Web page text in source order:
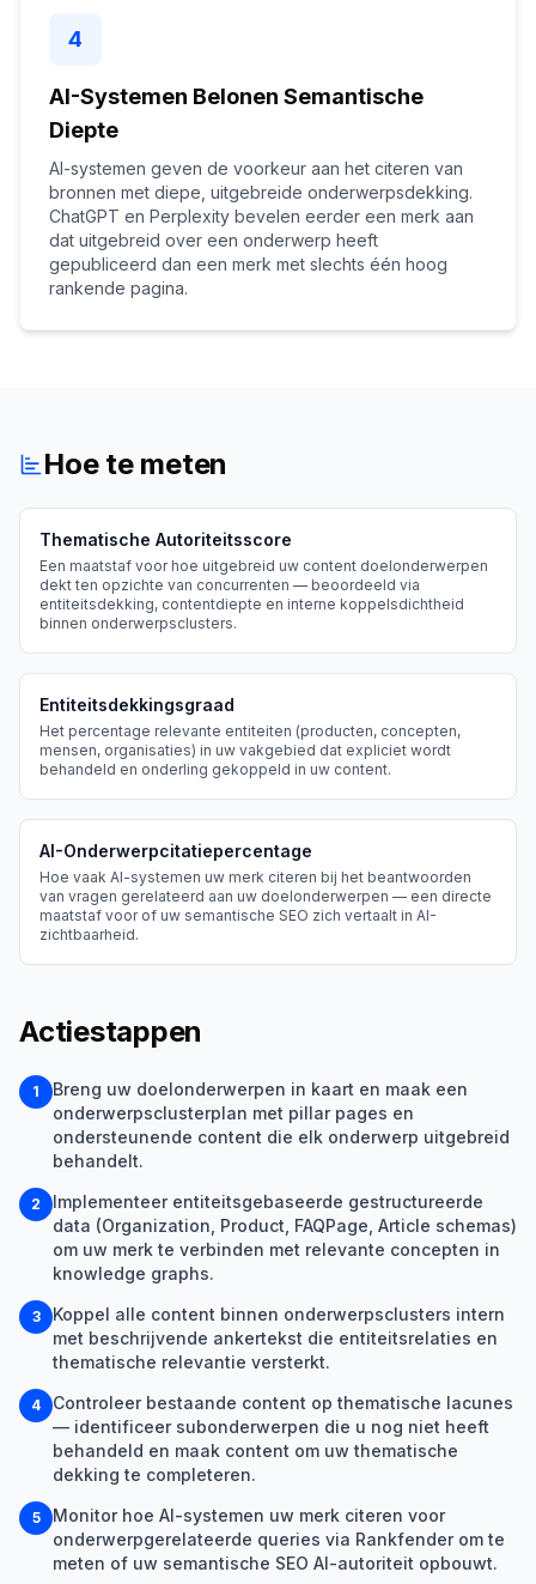
4
AI-Systemen Belonen Semantische
Diepte
AI-systemen geven de voorkeur aan het citeren van
bronnen met diepe, uitgebreide onderwerpsdekking.
ChatGPT en Perplexity bevelen eerder een merk aan
dat uitgebreid over een onderwerp heeft
gepubliceerd dan een merk met slechts één hoog
rankende pagina.
Hoe te meten
Thematische Autoriteitsscore
Een maatstaf voor hoe uitgebreid uw content doelonderwerpen
dekt ten opzichte van concurrenten — beoordeeld via
entiteitsdekking, contentdiepte en interne koppelsdichtheid
binnen onderwerpsclusters.
Entiteitsdekkingsgraad
Het percentage relevante entiteiten (producten, concepten,
mensen, organisaties) in uw vakgebied dat expliciet wordt
behandeld en onderling gekoppeld in uw content.
AI-Onderwerpcitatiepercentage
Hoe vaak AI-systemen uw merk citeren bij het beantwoorden
van vragen gerelateerd aan uw doelonderwerpen — een directe
maatstaf voor of uw semantische SEO zich vertaalt in AI-
zichtbaarheid.
Actiestappen
1
Breng uw doelonderwerpen in kaart en maak een
onderwerpsclusterplan met pillar pages en
ondersteunende content die elk onderwerp uitgebreid
behandelt.
2
Implementeer entiteitsgebaseerde gestructureerde
data (Organization, Product, FAQPage, Article schemas)
om uw merk te verbinden met relevante concepten in
knowledge graphs.
3
Koppel alle content binnen onderwerpsclusters intern
met beschrijvende ankertekst die entiteitsrelaties en
thematische relevantie versterkt.
4
Controleer bestaande content op thematische lacunes
— identificeer subonderwerpen die u nog niet heeft
behandeld en maak content om uw thematische
dekking te completeren.
5
Monitor hoe AI-systemen uw merk citeren voor
onderwerpgerelateerde queries via Rankfender om te
meten of uw semantische SEO AI-autoriteit opbouwt.